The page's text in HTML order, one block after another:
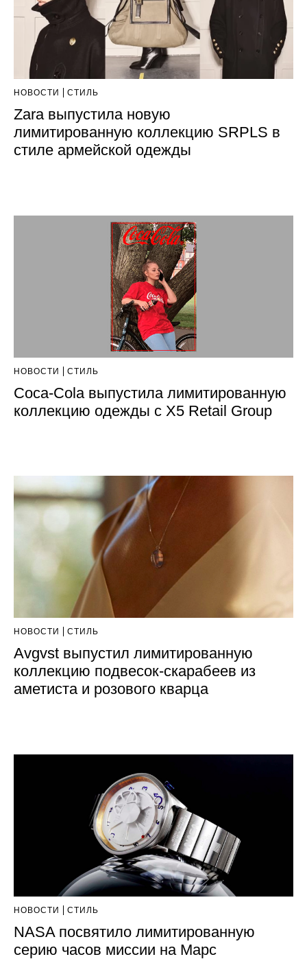
НОВОСТИ СТИЛЬ
Zara выпустила новую
лимитированную коллекцию SRPLS в
стиле армейской одежды
НОВОСТИ СТИЛЬ
Coca‑Cola выпустила лимитированную
коллекцию одежды с Х5 Retail Group
НОВОСТИ СТИЛЬ
Avgvst выпустил лимитированную
коллекцию подвесок-скарабеев из
аметиста и розового кварца
НОВОСТИ СТИЛЬ
NASA посвятило лимитированную
серию часов миссии на Марс